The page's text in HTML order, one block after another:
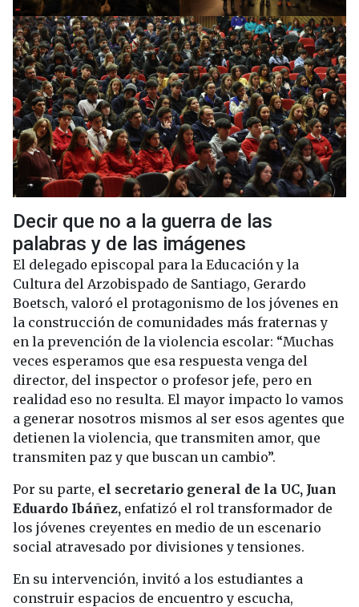
Decir que no a la guerra de las
palabras y de las imágenes
El delegado episcopal para la Educación y la
Cultura del Arzobispado de Santiago, Gerardo
Boetsch, valoró el protagonismo de los jóvenes en
la construcción de comunidades más fraternas y
en la prevención de la violencia escolar: “Muchas
veces esperamos que esa respuesta venga del
director, del inspector o profesor jefe, pero en
realidad eso no resulta. El mayor impacto lo vamos
a generar nosotros mismos al ser esos agentes que
detienen la violencia, que transmiten amor, que
transmiten paz y que buscan un cambio”.
Por su parte, el secretario general de la UC, Juan
Eduardo Ibáñez, enfatizó el rol transformador de
los jóvenes creyentes en medio de un escenario
social atravesado por divisiones y tensiones.
En su intervención, invitó a los estudiantes a
construir espacios de encuentro y escucha,